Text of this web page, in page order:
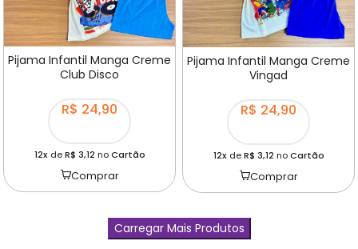
Pijama Infantil Manga Creme
Club Disco
R$ 24,90
12xdeR$ 3,12 noCartão
Comprar
Pijama Infantil Manga Creme
Vingad
R$ 24,90
12xdeR$ 3,12 noCartão
Comprar
Carregar Mais Produtos